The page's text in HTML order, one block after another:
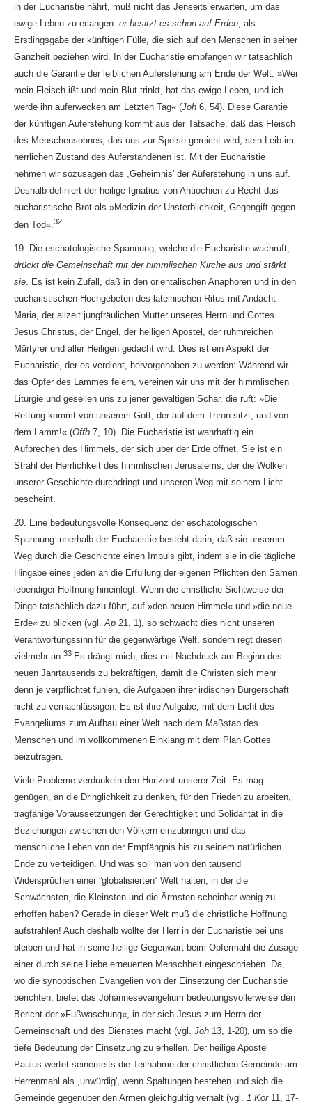
in der Eucharistie nährt, muß nicht das Jenseits erwarten, um das
ewige Leben zu erlangen: er besitzt es schon auf Erden, als
Erstlingsgabe der künftigen Fülle, die sich auf den Menschen in seiner
Ganzheit beziehen wird. In der Eucharistie empfangen wir tatsächlich
auch die Garantie der leiblichen Auferstehung am Ende der Welt: »Wer
mein Fleisch ißt und mein Blut trinkt, hat das ewige Leben, und ich
werde ihn auferwecken am Letzten Tag« (Joh 6, 54). Diese Garantie
der künftigen Auferstehung kommt aus der Tatsache, daß das Fleisch
des Menschensohnes, das uns zur Speise gereicht wird, sein Leib im
herrlichen Zustand des Auferstandenen ist. Mit der Eucharistie
nehmen wir sozusagen das ,Geheimnis' der Auferstehung in uns auf.
Deshalb definiert der heilige Ignatius von Antiochien zu Recht das
eucharistische Brot als »Medizin der Unsterblichkeit, Gegengift gegen
den Tod«. 32
19. Die eschatologische Spannung, welche die Eucharistie wachruft,
drückt die Gemeinschaft mit der himmlischen Kirche aus und stärkt
sie . Es ist kein Zufall, daß in den orientalischen Anaphoren und in den
eucharistischen Hochgebeten des lateinischen Ritus mit Andacht
Maria, der allzeit jungfräulichen Mutter unseres Herrn und Gottes
Jesus Christus, der Engel, der heiligen Apostel, der ruhmreichen
Märtyrer und aller Heiligen gedacht wird. Dies ist ein Aspekt der
Eucharistie, der es verdient, hervorgehoben zu werden: Während wir
das Opfer des Lammes feiern, vereinen wir uns mit der himmlischen
Liturgie und gesellen uns zu jener gewaltigen Schar, die ruft: »Die
Rettung kommt von unserem Gott, der auf dem Thron sitzt, und von
dem Lamm!« (Offb 7, 10). Die Eucharistie ist wahrhaftig ein
Aufbrechen des Himmels, der sich über der Erde öffnet. Sie ist ein
Strahl der Herrlichkeit des himmlischen Jerusalems, der die Wolken
unserer Geschichte durchdringt und unseren Weg mit seinem Licht
bescheint.
20. Eine bedeutungsvolle Konsequenz der eschatologischen
Spannung innerhalb der Eucharistie besteht darin, daß sie unserem
Weg durch die Geschichte einen Impuls gibt, indem sie in die tägliche
Hingabe eines jeden an die Erfüllung der eigenen Pflichten den Samen
lebendiger Hoffnung hineinlegt. Wenn die christliche Sichtweise der
Dinge tatsächlich dazu führt, auf »den neuen Himmel« und »die neue
Erde« zu blicken (vgl. Ap 21, 1), so schwächt dies nicht unseren
Verantwortungssinn für die gegenwärtige Welt, sondern regt diesen
vielmehr an. 33 Es drängt mich, dies mit Nachdruck am Beginn des
neuen Jahrtausends zu bekräftigen, damit die Christen sich mehr
denn je verpflichtet fühlen, die Aufgaben ihrer irdischen Bürgerschaft
nicht zu vernachlässigen. Es ist ihre Aufgabe, mit dem Licht des
Evangeliums zum Aufbau einer Welt nach dem Maßstab des
Menschen und im vollkommenen Einklang mit dem Plan Gottes
beizutragen.
Viele Probleme verdunkeln den Horizont unserer Zeit. Es mag
genügen, an die Dringlichkeit zu denken, für den Frieden zu arbeiten,
tragfähige Voraussetzungen der Gerechtigkeit und Solidarität in die
Beziehungen zwischen den Völkern einzubringen und das
menschliche Leben von der Empfängnis bis zu seinem natürlichen
Ende zu verteidigen. Und was soll man von den tausend
Widersprüchen einer ”globalisierten“ Welt halten, in der die
Schwächsten, die Kleinsten und die Ärmsten scheinbar wenig zu
erhoffen haben? Gerade in dieser Welt muß die christliche Hoffnung
aufstrahlen! Auch deshalb wollte der Herr in der Eucharistie bei uns
bleiben und hat in seine heilige Gegenwart beim Opfermahl die Zusage
einer durch seine Liebe erneuerten Menschheit eingeschrieben. Da,
wo die synoptischen Evangelien von der Einsetzung der Eucharistie
berichten, bietet das Johannesevangelium bedeutungsvollerweise den
Bericht der »Fußwaschung«, in der sich Jesus zum Herrn der
Gemeinschaft und des Dienstes macht (vgl. Joh 13, 1-20), um so die
tiefe Bedeutung der Einsetzung zu erhellen. Der heilige Apostel
Paulus wertet seinerseits die Teilnahme der christlichen Gemeinde am
Herrenmahl als ,unwürdig', wenn Spaltungen bestehen und sich die
Gemeinde gegenüber den Armen gleichgültig verhält (vgl.
1 Kor 11, 17-